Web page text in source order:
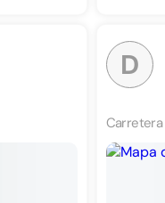
D
Carretera